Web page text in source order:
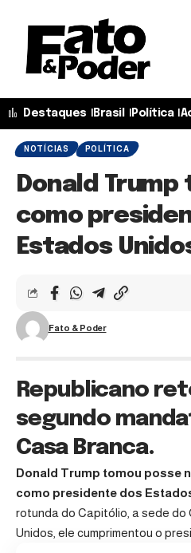
Destaques Brasil Política
NOTÍCIAS POLÍTICA
Donald
como
Estados
Fato & Poder
Republicano
segundo
Casa Branca.
Donald Trump tomou posse
como presidente dos
rotunda do Capitólio, a sede
Unidos, ele cumprimentou o